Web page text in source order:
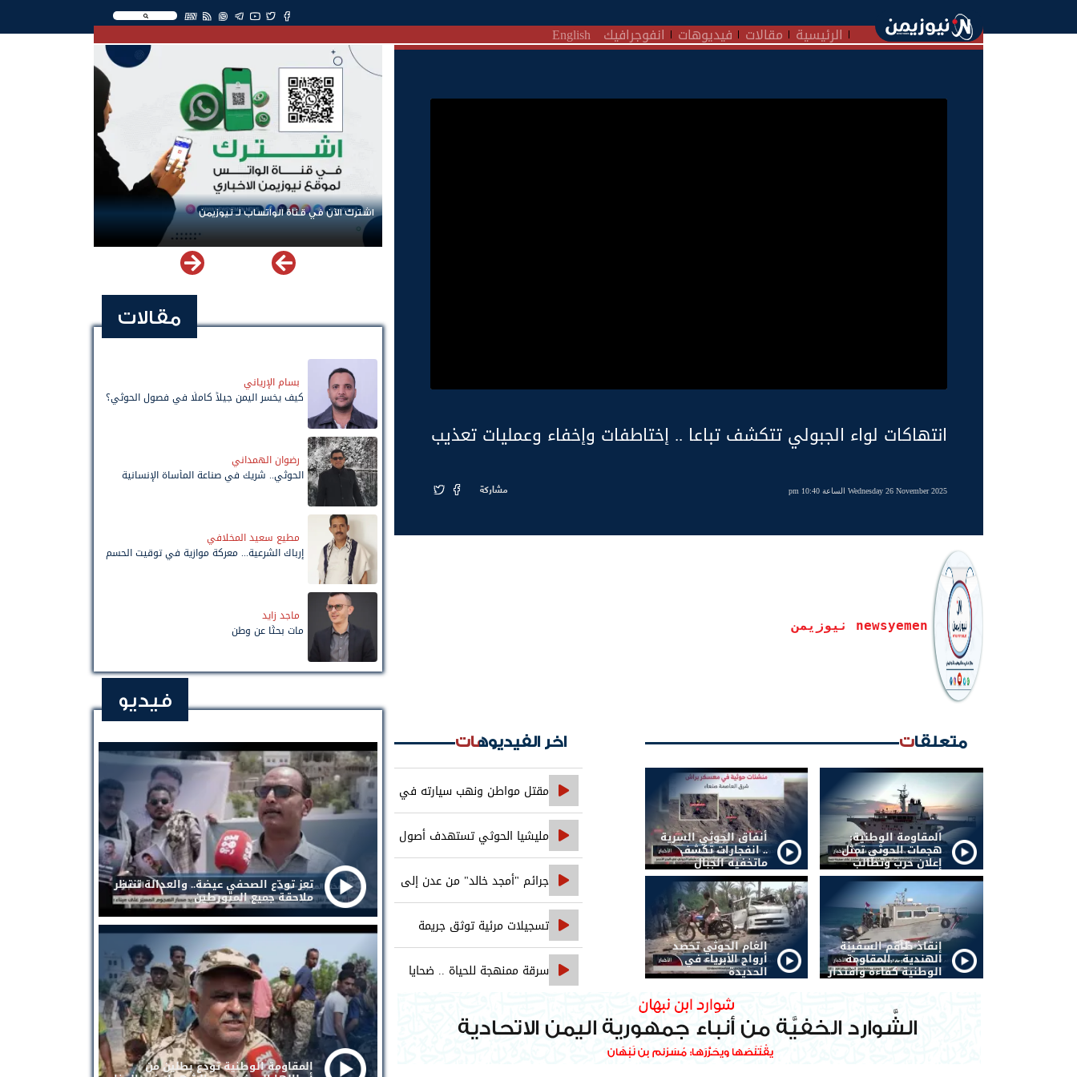
EN
الرئيسية مقالات فيديوهات انفوجرافيك English
انتهاكات لواء الجبولي تتكشف تباعا .. إختاطفات وإخفاء وعمليات تعذيب
Wednesday 26 November 2025 الساعة 10:40 pm مشاركة
newsyemen نيوزيمن
متعلقات
المقاومة الوطنية:
هجمات الحوثي تمثل
إعلان حرب وتطالب
الشرعية بتحريك
الجبهات
أنفاق الحوثي السرية
.. انفجارات تكشف
ماتخفيه الجبال
إنقاذ طاقم السفينة
الهندية .. المقاومة
الوطنية كفاءة واقتدار
الغام الحوثي تحصد
أرواح الأبرياء في
الحديدة
اخر الفيديوهات
مقتل مواطن ونهب سيارته في
جريمة تقطع على خط العبر
مليشيا الحوثي تستهدف أصول
بنك الإنشاء والتعمير في صنعاء
جرائم "أمجد خالد" من عدن إلى
حضرموت..
تسجيلات مرئية توثق جريمة
اغتيال الصحفي محمد عيضه
سرقة ممنهجة للحياة .. ضحايا
اشترك الآن في قناة الواتساب لـ نيوزيمن
مقالات
بسام الإرياني
كيف يخسر اليمن جيلاً كاملًا في فصول الحوثي؟
رضوان الهمداني
الحوثي.. شريك في صناعة المأساة الإنسانية
مطيع سعيد المخلافي
إرباك الشرعية... معركة موازية في توقيت الحسم
ماجد زايد
مات بحثًا عن وطن
فيديو
تعز تودّع الصحفي عيضة.. والعدالة تنتظر
ملاحقة جميع المتورطين
المقاومة الوطنية تودع بطلين من